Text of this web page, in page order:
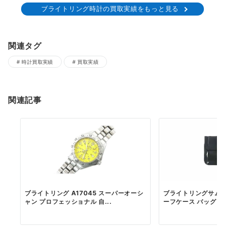
ブライトリング時計の買取実績をもっと見る
関連タグ
時計買取実績 買取実績
関連記事
ブライトリング A17045 スーパーオーシ
ャン プロフェッショナル 自...
ブライトリングサム
ーフケース バッグ